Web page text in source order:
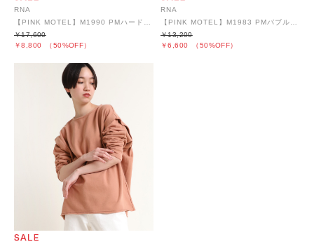
RNA
【PINK MOTEL】M1990 PMハードWASHリメイクパーカー
￥8,800 （50%OFF）
￥17,600
RNA
【PINK MOTEL】M1983 PMバブルコラージュプリントパーカー
￥6,600 （50%OFF）
￥13,200